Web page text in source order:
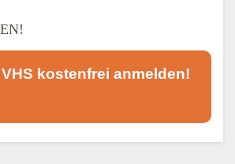
kostenfrei anmelden!